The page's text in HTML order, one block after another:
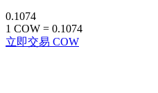
0.1074
1 COW = 0.1074
立即交易 COW